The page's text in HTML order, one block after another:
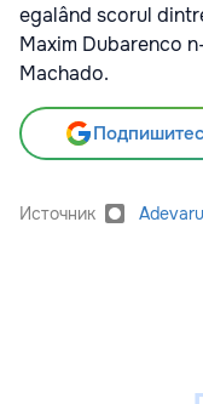
egalând scorul
Maxim Dubarenco
Machado.
Источник